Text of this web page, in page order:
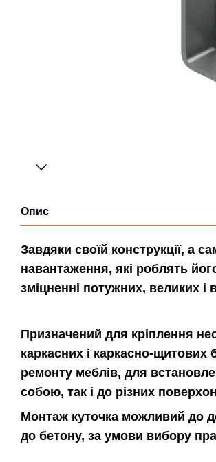
Опис
Завдяки своїй конструкції, а
навантаження, які роблять
зміцненні потужних, великих і
Призначений для кріплення
каркасних і каркасно-щитових
ремонту меблів, для
собою, так і до різних
Монтаж куточка можливий до
до бетону, за умови вибору